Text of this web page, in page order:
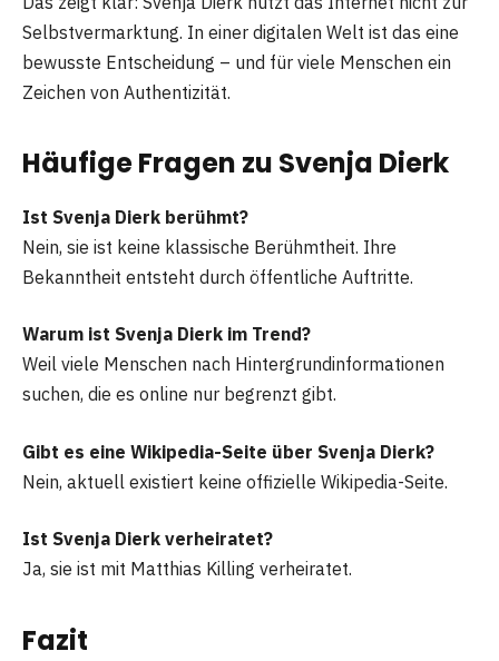
Selbstvermarktung. In einer digitalen Welt ist das eine
bewusste Entscheidung – und für viele Menschen ein
Zeichen von Authentizität.
Häufige Fragen zu Svenja Dierk
Ist Svenja Dierk berühmt?
Nein, sie ist keine klassische Berühmtheit. Ihre
Bekanntheit entsteht durch öffentliche Auftritte.
Warum ist Svenja Dierk im Trend?
Weil viele Menschen nach Hintergrundinformationen
suchen, die es online nur begrenzt gibt.
Gibt es eine Wikipedia-Seite über Svenja Dierk?
Nein, aktuell existiert keine offizielle Wikipedia-Seite.
Ist Svenja Dierk verheiratet?
Ja, sie ist mit Matthias Killing verheiratet.
Fazit